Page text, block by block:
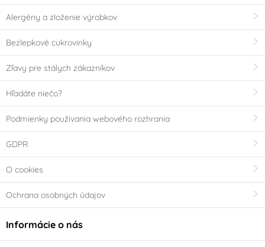
vhodné do myčky
nádobí
v plynové troubě
troubě
v ledničce v mrazničce
Krajina pôvodu
Alergény a zloženie výrobkov
Bezlepkové cukrovinky
Zľavy pre stálych zákazníkov
Hľadáte niečo?
Podmienky používania webového rozhrania
GDPR
O cookies
Ochrana osobných údajov
Informácie o nás